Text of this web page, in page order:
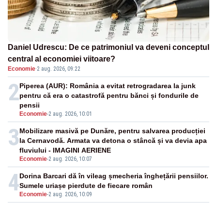
Daniel Udrescu: De ce patrimoniul va deveni conceptul
central al economiei viitoare?
Economie·2 aug. 2026, 09:22
2
Economie-2 aug. 2026, 10:01
Piperea (AUR): România a evitat retrogradarea la junk
pentru că era o catastrofă pentru bănci și fondurile de
pensii
3
Economie-2 aug. 2026, 10:07
Mobilizare masivă pe Dunăre, pentru salvarea producției
la Cernavodă. Armata va detona o stâncă și va devia apa
fluviului - IMAGINI AERIENE
4 Economie-2 aug. 2026, 10:09
Dorina Barcari dă în vileag șmecheria înghețării pensiilor.
Sumele uriașe pierdute de fiecare român